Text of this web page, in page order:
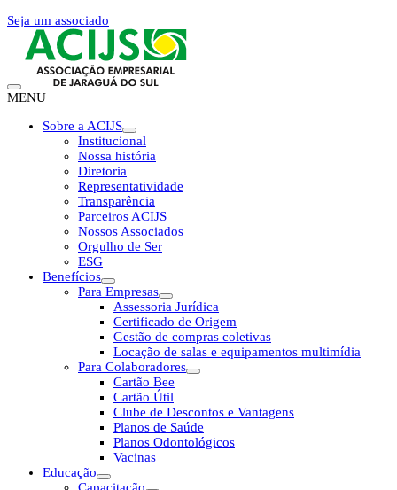
Seja um associado
MENU
Sobre a ACIJS
Institucional
Nossa história
Diretoria
Representatividade
Transparência
Parceiros ACIJS
Nossos Associados
Orgulho de Ser
ESG
Benefícios
Para Empresas
Assessoria Jurídica
Certificado de Origem
Gestão de compras coletivas
Locação de salas e equipamentos multimídia
Para Colaboradores
Cartão Bee
Cartão Útil
Clube de Descontos e Vantagens
Planos de Saúde
Planos Odontológicos
Vacinas
Educação